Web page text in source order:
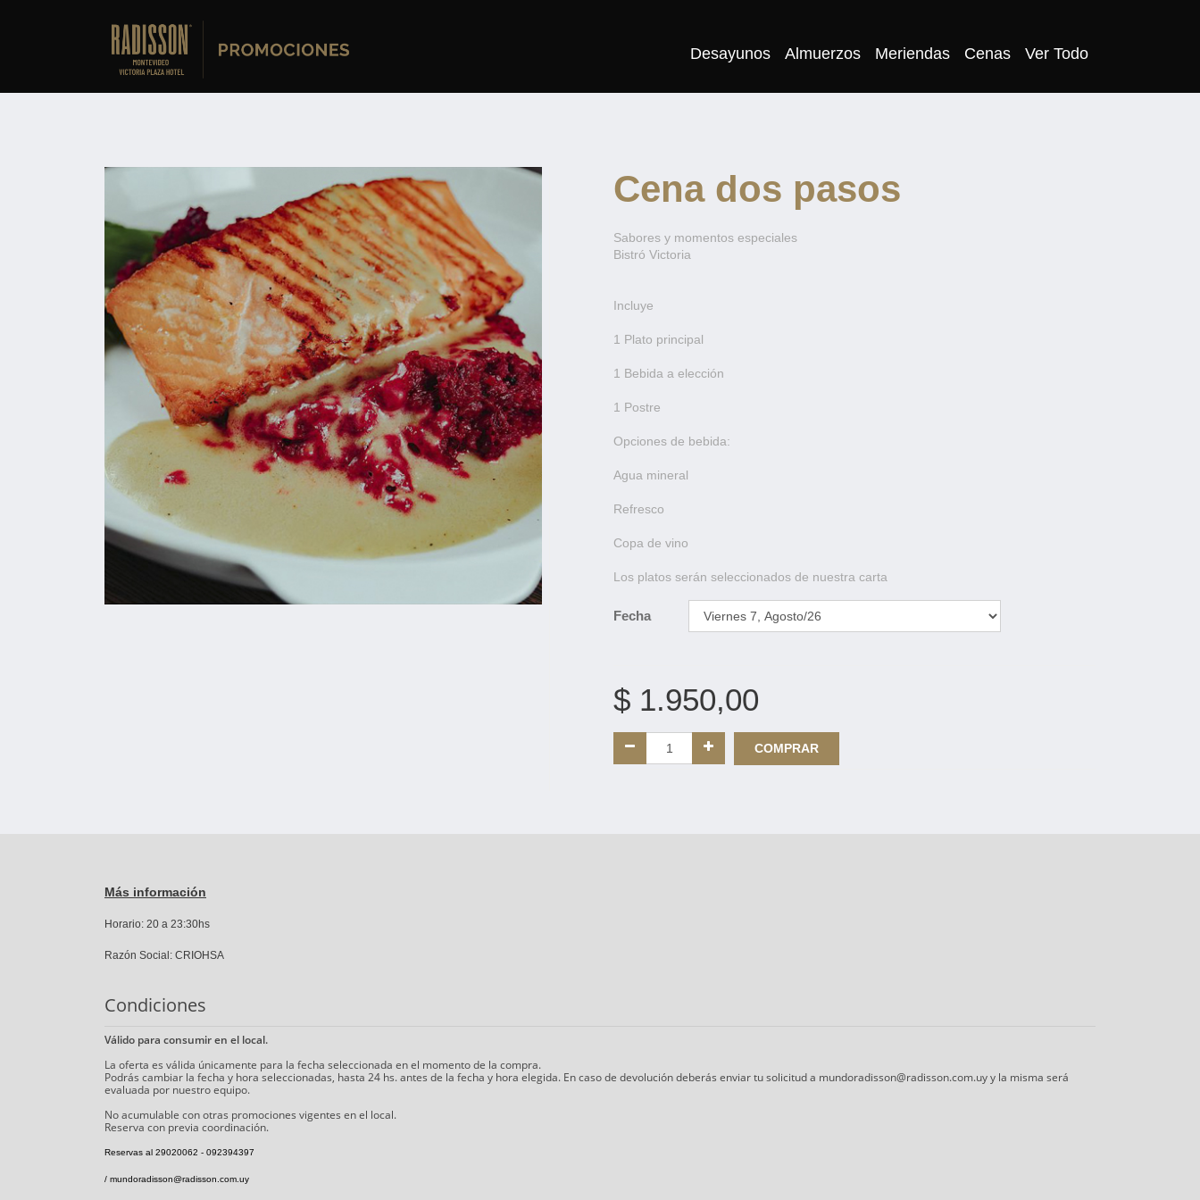
Desayunos Almuerzos Meriendas Cenas Ver Todo
Cena dos pasos
Sabores y momentos especiales
Bistró Victoria
Incluye
1 Plato principal
1 Bebida a elección
1 Postre
Opciones de bebida:
Agua mineral
Refresco
Copa de vino
Los platos serán seleccionados de nuestra carta
Fecha
$ 1.950,00
COMPRAR
Más información
Horario: 20 a 23:30hs
Razón Social: CRIOHSA
Condiciones
Válido para consumir en el local.
La oferta es válida únicamente para la fecha seleccionada en el momento de la compra.
Podrás cambiar la fecha y hora seleccionadas, hasta 24 hs. antes de la fecha y hora elegida. En caso de devolución deberás enviar tu solicitud a mundoradisson@radisson.com.uy y la misma será
evaluada por nuestro equipo.
No acumulable con otras promociones vigentes en el local.
Reserva con previa coordinación.
Reservas al 29020062 - 092394397
/ mundoradisson@radisson.com.uy